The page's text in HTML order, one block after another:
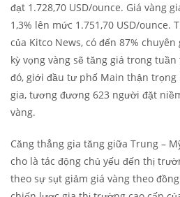
đạt 1.728,70 USD/ounce. Giá vàng
1,3% lên mức 1.751,70 USD/ounce.
của Kitco News, có đến 87%
kỳ vọng vàng sẽ tăng giá trong
đó, giới đầu tư phố Main thận trọng
gia, tương đương 623 người đặt
vàng.
Căng thẳng gia tăng giữa Trung –
cho là tác động chủ yếu đến thị
theo sự sụt giảm giá vàng theo